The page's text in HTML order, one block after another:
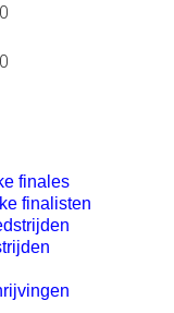
finales
finalisten